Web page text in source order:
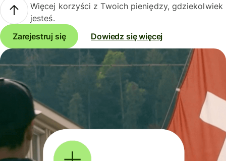
Więcej korzyści z Twoich pieniędzy, gdziekolwiek
jesteś.
Zarejestruj się
Dowiedz się więcej